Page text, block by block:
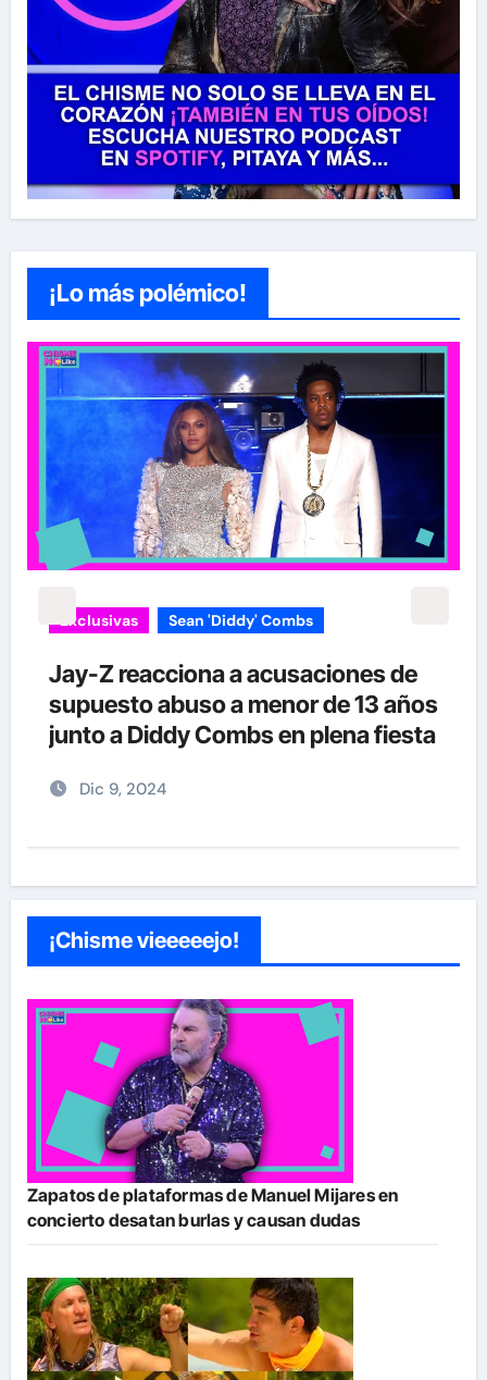
¡Lo más polémico!
Exclusivas Silvia Pinal
Enrique Guzmán visita a Silvia Pinal
en el hospital: “Le gusta tanto la
vida que no se quiere ir”
Nov 28, 2024
¡Chisme vieeeeejo!
Zapatos de plataformas de Manuel Mijares en
concierto desatan burlas y causan dudas